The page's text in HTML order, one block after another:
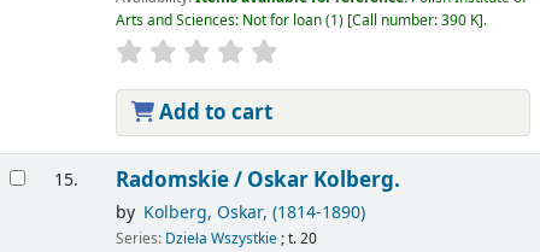
Arts and Sciences: Not for loan(1) Call number:390 K .
Add to cart
15. Radomskie / Oskar Kolberg.
by Kolberg, Oskar, (1814-1890)
Series: Dzieła Wszystkie; t. 20